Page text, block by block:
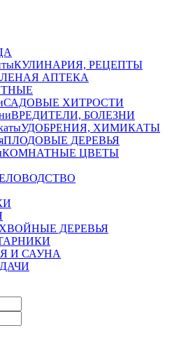
КУЛИНАРИЯ, РЕЦЕПТЫ
АПТЕКА
САДОВЫЕ ХИТРОСТИ
ВРЕДИТЕЛИ, БОЛЕЗНИ
УДОБРЕНИЯ, ХИМИКАТЫ
ПЛОДОВЫЕ ДЕРЕВЬЯ
КОМНАТНЫЕ ЦВЕТЫ
ХВОЙНЫЕ ДЕРЕВЬЯ
И САУНА